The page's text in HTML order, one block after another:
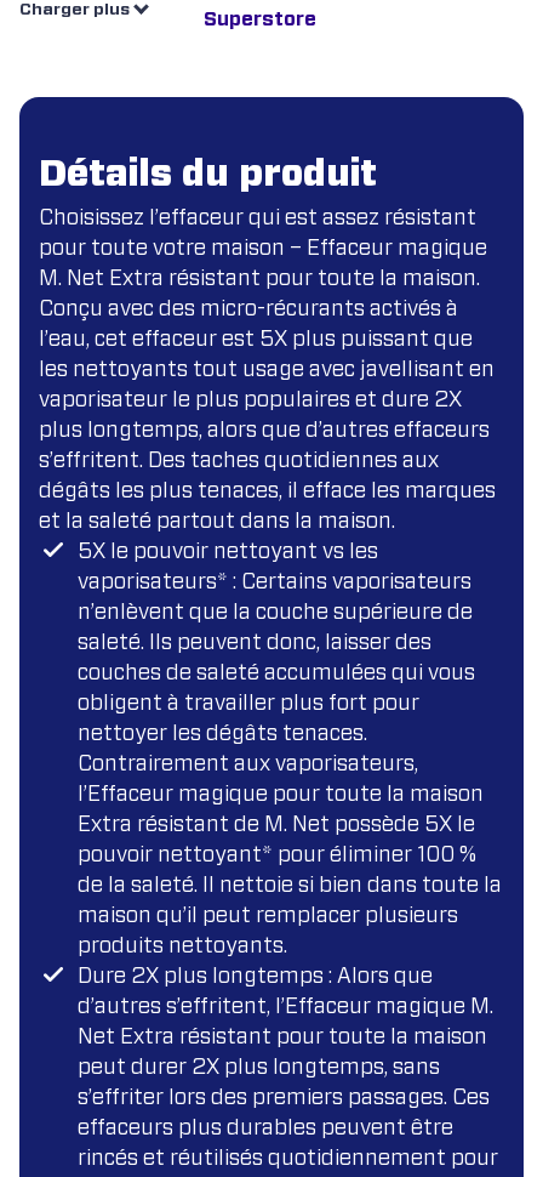
Charger plus
Détails du produit
Choisissez l’effaceur qui est assez résistant
pour toute votre maison – Effaceur magique
M. Net Extra résistant pour toute la maison.
Conçu avec des micro-récurants activés à
l’eau, cet effaceur est 5X plus puissant que
les nettoyants tout usage avec javellisant en
vaporisateur le plus populaires et dure 2X
plus longtemps, alors que d’autres effaceurs
s’effritent. Des taches quotidiennes aux
dégâts les plus tenaces, il efface les marques
et la saleté partout dans la maison.
5X le pouvoir nettoyant vs les
vaporisateurs* : Certains vaporisateurs
n’enlèvent que la couche supérieure de
saleté. Ils peuvent donc, laisser des
couches de saleté accumulées qui vous
obligent à travailler plus fort pour
nettoyer les dégâts tenaces.
Contrairement aux vaporisateurs,
l’Effaceur magique pour toute la maison
Extra résistant de M. Net possède 5X le
pouvoir nettoyant* pour éliminer 100 %
de la saleté. Il nettoie si bien dans toute la
maison qu’il peut remplacer plusieurs
produits nettoyants.
Dure 2X plus longtemps : Alors que
d’autres s’effritent, l’Effaceur magique M.
Net Extra résistant pour toute la maison
peut durer 2X plus longtemps, sans
s’effriter lors des premiers passages. Ces
effaceurs plus durables peuvent être
rincés et réutilisés quotidiennement pour